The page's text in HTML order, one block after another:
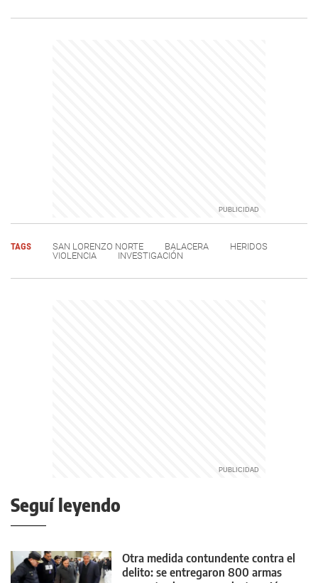
TAGS SAN LORENZO NORTE BALACERA
HERIDOS
VIOLENCIA
INVESTIGACIÓN
Seguí leyendo
Otra medida contundente contra el
delito: se entregaron 800 armas